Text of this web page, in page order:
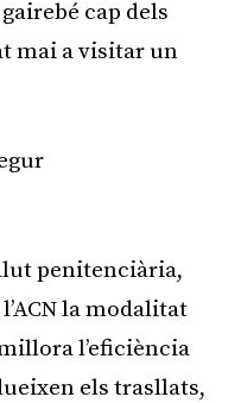
cap dels
mai a visitar un
penitenciària,
la modalitat
l’eficiència
els trasllats,